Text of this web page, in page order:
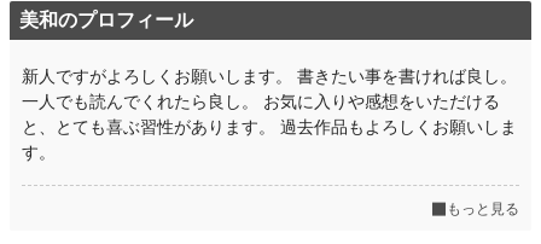
美和のプロフィール
新人ですがよろしくお願いします。 書きたい事を書ければ良し。
一人でも読んでくれたら良し。 お気に入りや感想をいただける
と、とても喜ぶ習性があります。 過去作品もよろしくお願いしま
す。
もっと見る